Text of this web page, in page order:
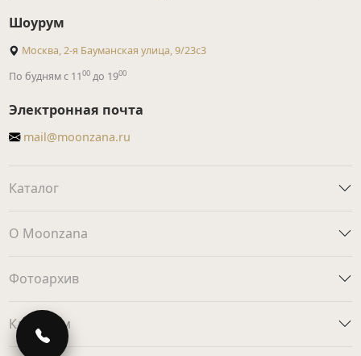
Шоурум
Москва, 2-я Бауманская улица, 9/23с3
По будням с 1100до 1900
Электронная почта
mail@moonzana.ru
Каталог
О Moonzana
Фотоархив
Клиентам